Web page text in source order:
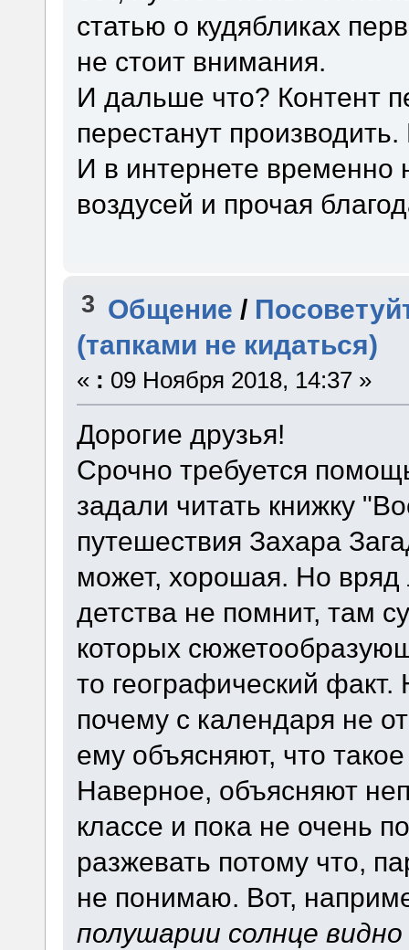
статью о кудябликах
не стоит внимания.
И дальше что? Контент
перестанут
И в интернете временно
воздусей и прочая
3 Общение /
(тапками не кидаться)
« : 09 Ноября 2018, 14:37 »
Дорогие друзья!
Срочно требуется
задали читать книжку
путешествия Захара
может, хорошая. Но вряд
детства не помнит, там
которых
то географический
почему с календаря не
ему объясняют, что
Наверное, объясняют
классе и пока не очень
разжевать потому что,
не понимаю. Вот,
полушарии солнце